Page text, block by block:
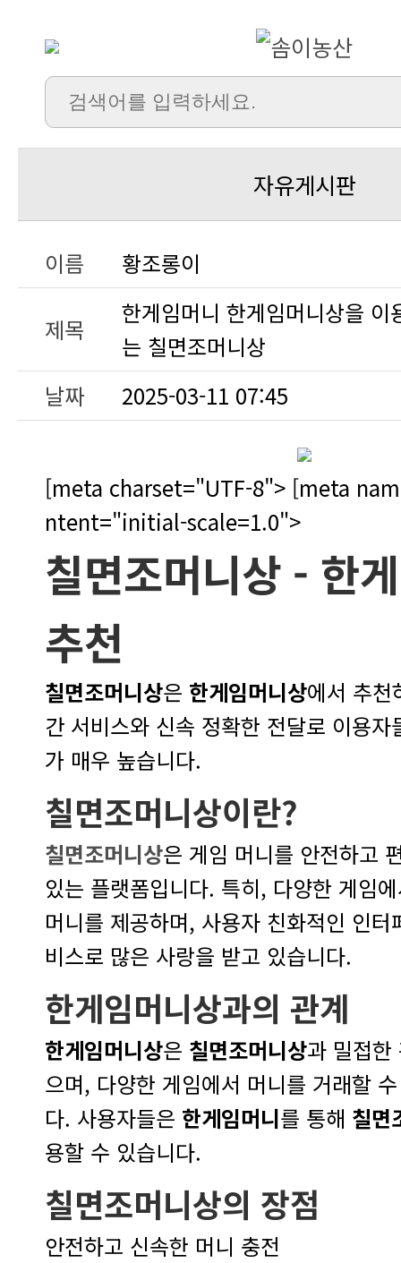
자유게시판
이름 황조롱이
제목
는 칠면조머니상
날짜
2025-03-11 07:45
ntent="initial-scale=1.0">
칠면조머니상 - 한
추천
칠면조머니상은 한게임머니상
가 매우 높습니다.
칠면조머니상이란?
칠면조머니상
비스로 많은 사랑을 받고 있습니다.
한게임머니상과의 관계
한게임머니상은 칠면조머니상
다. 사용자들은 한게임머니를 통해 칠면
용할 수 있습니다.
칠면조머니상의 장점
안전하고 신속한 머니 충전